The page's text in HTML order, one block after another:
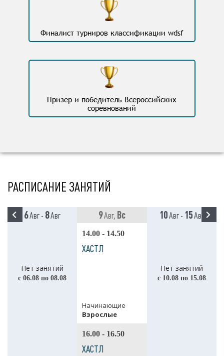
Финалист турниров классификации wdsf
Призер и победитель Всероссийских
соревнований
РАСПИСАНИЕ ЗАНЯТИЙ
6Авг - 8Авг 9Авг, Вс 10Авг - 15Авг
Нет занятий
с 06.08 по 08.08
14.00 - 14.50
ХАСТЛ
Начинающие
Взрослые
16.00 - 16.50
ХАСТЛ
Нет занятий
с 10.08 по 15.08